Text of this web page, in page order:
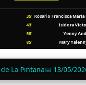
35' Rosario Francisca
43'
Isidora
58'
Yenny
85'
Mary
La Pintana📅 13/05/